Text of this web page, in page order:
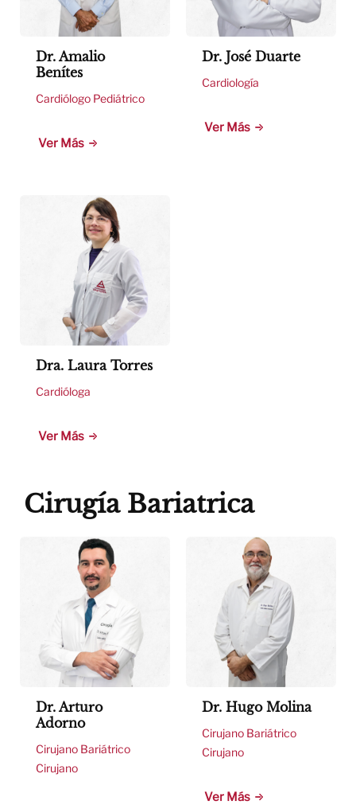
Dr. Amalio
Benítes
Cardiólogo Pediátrico
Ver Más
Dr. José Duarte
Cardiología
Ver Más
Dra. Laura Torres
Cardióloga
Ver Más
Cirugía Bariatrica
Dr. Arturo
Adorno
Cirujano Bariátrico
Cirujano
Dr. Hugo Molina
Cirujano Bariátrico
Cirujano
Ver Más